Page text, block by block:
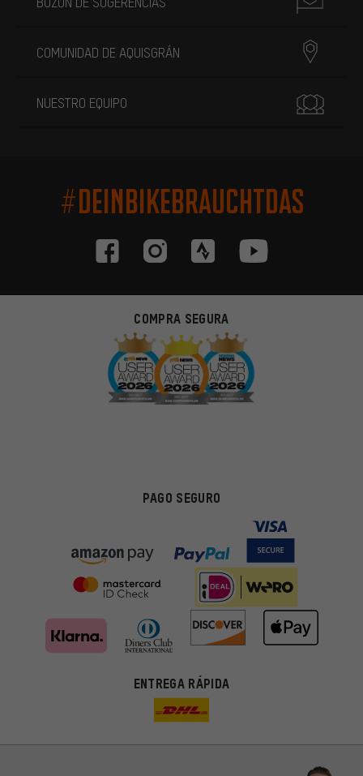
COMUNIDAD DE AQUISGRÁN
NUESTRO EQUIPO
#DEINBIKEBRAUCHTDAS
COMPRA SEGURA
PAGO SEGURO
ENTREGA RÁPIDA